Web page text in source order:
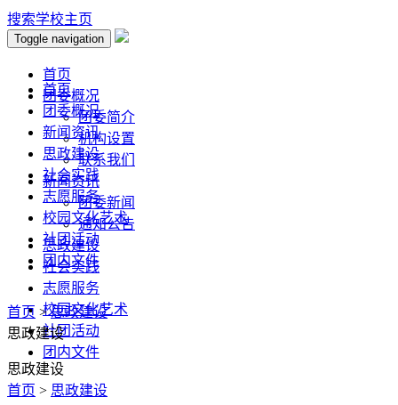
搜索学校主页
Toggle navigation
首页
团委概况
团委简介
机构设置
联系我们
新闻资讯
团委新闻
通知公告
思政建设
社会实践
志愿服务
校园文化艺术
社团活动
团内文件
首页
团委概况
新闻资讯
思政建设
社会实践
志愿服务
校园文化艺术
社团活动
团内文件
首页 >思政建设
思政建设
思政建设
首页 > 思政建设